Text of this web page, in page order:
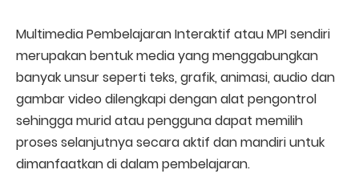
Multimedia Pembelajaran Interaktif atau MPI sendiri
merupakan bentuk media yang menggabungkan
banyak unsur seperti teks, grafik, animasi, audio dan
gambar video dilengkapi dengan alat pengontrol
sehingga murid atau pengguna dapat memilih
proses selanjutnya secara aktif dan mandiri untuk
dimanfaatkan di dalam pembelajaran.